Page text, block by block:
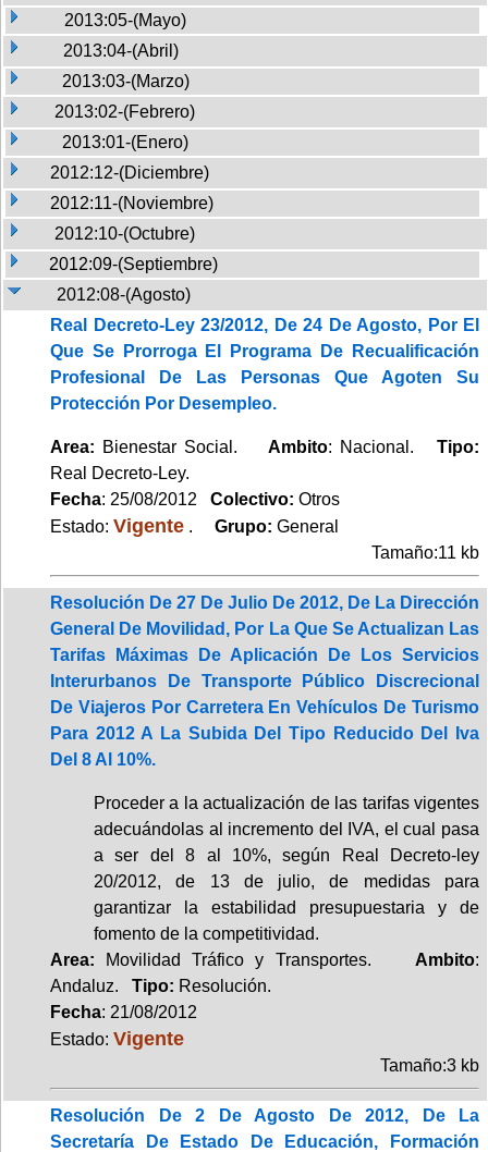
2013:05-(Mayo)
2013:04-(Abril)
2013:03-(Marzo)
2013:02-(Febrero)
2013:01-(Enero)
2012:12-(Diciembre)
2012:11-(Noviembre)
2012:10-(Octubre)
2012:09-(Septiembre)
2012:08-(Agosto)
Real Decreto-Ley 23/2012, De 24 De Agosto, Por El
Que Se Prorroga El Programa De Recualificación
Profesional De Las Personas Que Agoten Su
Protección Por Desempleo.
Area: Bienestar Social. Ambito: Nacional. Tipo:
Real Decreto-Ley.
Fecha: 25/08/2012 Colectivo: Otros
Estado: Vigente . Grupo: General
Tamaño:11 kb
Resolución De 27 De Julio De 2012, De La Dirección
General De Movilidad, Por La Que Se Actualizan Las
Tarifas Máximas De Aplicación De Los Servicios
Interurbanos De Transporte Público Discrecional
De Viajeros Por Carretera En Vehículos De Turismo
Para 2012 A La Subida Del Tipo Reducido Del Iva
Del 8 Al 10%.
Proceder a la actualización de las tarifas vigentes
adecuándolas al incremento del IVA, el cual pasa
a ser del 8 al 10%, según Real Decreto-ley
20/2012, de 13 de julio, de medidas para
garantizar la estabilidad presupuestaria y de
fomento de la competitividad.
Area: Movilidad Tráfico y Transportes. Ambito:
Andaluz. Tipo: Resolución.
Fecha: 21/08/2012
Estado: Vigente
Tamaño:3 kb
Resolución De 2 De Agosto De 2012, De La
Secretaría De Estado De Educación, Formación